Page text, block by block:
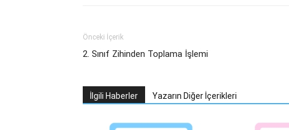
Önceki İçerik
2. Sınıf Zihinden Toplama İşlemi
İlgili Haberler Yazarın Diğer İçerikleri